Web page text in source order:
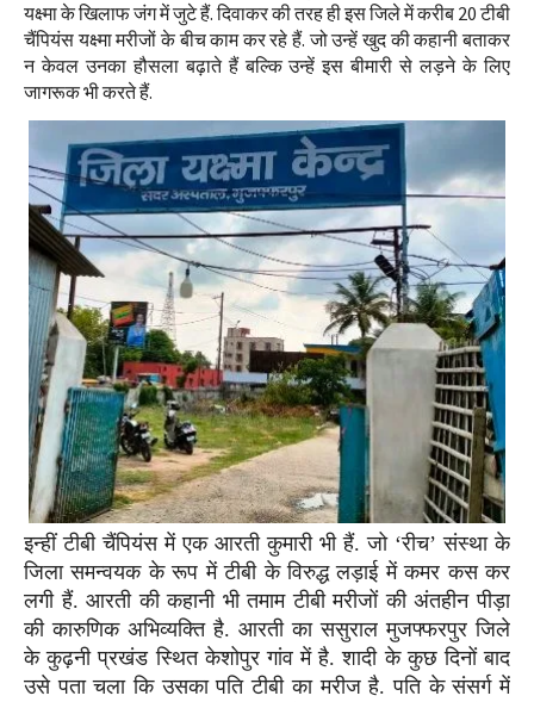
यक्ष्मा के खिलाफ जंग में जुटे हैं. दिवाकर की तरह ही इस जिले में करीब 20 टीबी
चैंपियंस यक्ष्मा मरीजों के बीच काम कर रहे हैं. जो उन्हें खुद की कहानी बताकर
न केवल उनका हौसला बढ़ाते हैं बल्कि उन्हें इस बीमारी से लड़ने के लिए
जागरूक भी करते हैं.
इन्हीं टीबी चैंपियंस में एक आरती कुमारी भी हैं. जो ‘रीच’ संस्था के
जिला समन्वयक के रूप में टीबी के विरुद्ध लड़ाई में कमर कस कर
लगी हैं. आरती की कहानी भी तमाम टीबी मरीजों की अंतहीन पीड़ा
की कारुणिक अभिव्यक्ति है. आरती का ससुराल मुजफ्फरपुर जिले
के कुढ़नी प्रखंड स्थित केशोपुर गांव में है. शादी के कुछ दिनों बाद
उसे पता चला कि उसका पति टीबी का मरीज है. पति के संसर्ग में